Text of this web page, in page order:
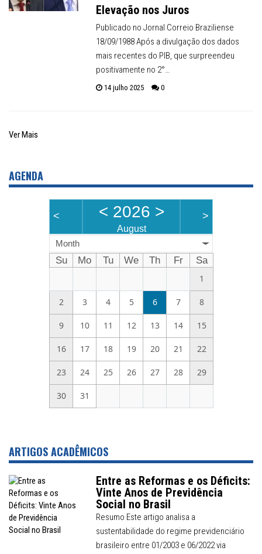
Elevação nos Juros
Publicado no Jornal Correio Braziliense
18/09/1988 Após a divulgação dos dados
mais recentes do PIB, que surpreendeu
positivamente no 2°…
14 julho 2025 0
Ver Mais
AGENDA
< < 2026 >
August
>
Month
Su Mo Tu We Th Fr
Sa
1
2 3 4 5 6 7 8
9 10 11 12 13 14 15
16 17 18 19 20 21 22
23 24 25 26 27 28 29
30 31
ARTIGOS ACADÊMICOS
Entre as Reformas e os Déficits:
Vinte Anos de Previdência
Social no Brasil
Resumo Este artigo analisa a
sustentabilidade do regime previdenciário
brasileiro entre 01/2003 e 06/2022 via